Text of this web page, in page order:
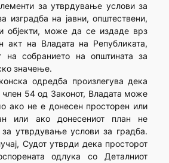
за утврдување услови за
изградба на јавни, општествени,
објекти, може да се издаде врз
акт на Владата на Републиката,
на собранието на општината за
значење.
одредба произлегува дека
54 од Законот, Владата може
ако не е донесен просторен или
или ако донесениот план не
утврдување услови за градба.
Судот утврди дека просторот
одлука со Деталниот